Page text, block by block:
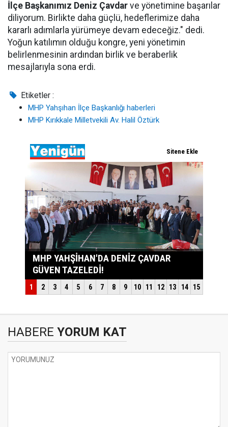
İlçe Başkanımız Deniz Çavdar ve yönetimine başarılar
diliyorum. Birlikte daha güçlü, hedeflerimize daha
kararlı adımlarla yürümeye devam edeceğiz." dedi.
Yoğun katılımın olduğu kongre, yeni yönetimin
belirlenmesinin ardından birlik ve beraberlik
mesajlarıyla sona erdi.
Etiketler :
MHP Yahşıhan İlçe Başkanlığı haberleri
MHP Kırıkkale Milletvekili Av. Halil Öztürk
HABERE YORUM KAT